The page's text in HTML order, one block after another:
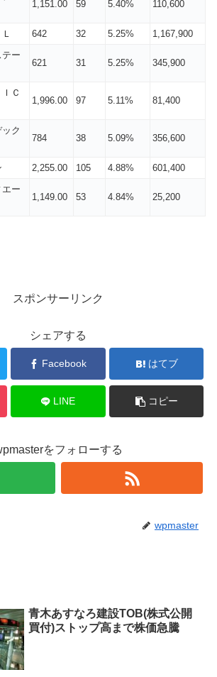
1,151.00 59 5.40% 110,600
642 32 5.25% 1,167,900
ー
621 31 5.25% 345,900
Ｃ
1,996.00 97 5.11% 81,400
ク
784 38 5.09% 356,600
2,255.00 105 4.88% 601,400
ー
1,149.00 53 4.84% 25,200
スポンサーリンク
シェアする
Facebook はてブ
LINE コピー
をフォローする
wpmaster
青木あすなろ建設TOB(株式公開
買付)ストップ高まで株価急騰